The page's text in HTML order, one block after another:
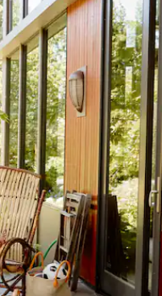
или навигирайте с